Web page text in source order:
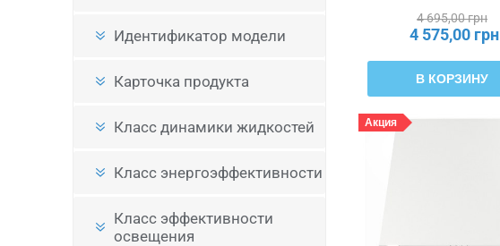
Идентификатор модели
Карточка продукта
Класс динамики жидкостей
Класс энергоэффективности
Класс эффективности
освещения
4 695,00 грн
4 575,00 грн
В КОРЗИНУ
Акция